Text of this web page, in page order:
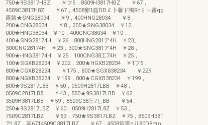
750★9S3817HBZ ￥フ5．8509H3817HBZ ￥67，
4509C3817H8Z ￥67，4508卵1舘OD￡卜馨ド鴨Rτミト霧qg
露路★SNG28034 ￥9，400HNG28034 ￥8，
200★CNG28034 ￥8，200★SNG38034 ￥12，
000★HNG38034 ￥10，400CNG38034 ￥10，
400★SNG28174H ￥26．800HNG281ア4H ￥23。
300CNG28174H ￥23，300★SNG381ア4H ￥28，
900★HNG38174H ￥25．100CNG38工74H ￥25，
100★SGXB28234 ￥202，200★HGXB28234 ￥1フ5，
800★CGXB28234 ￥175，800★SGX838234 ￥229，
800★NGXB38234 ￥199，800★CGXB38234 ￥199，
800★9S2817L8B ￥50，0509H2817LBB ￥48，
0509C2817LB8 ￥43，550★9S3817LBB ￥62，
3509H3817LBB ￥59，8509C38三7しBB ￥54，
250★9S2817LBZ ￥60，0509H2817L8Z ￥53，
7509C2817LBZ ￥53，750★9S3817LBZ ￥75，8509H381